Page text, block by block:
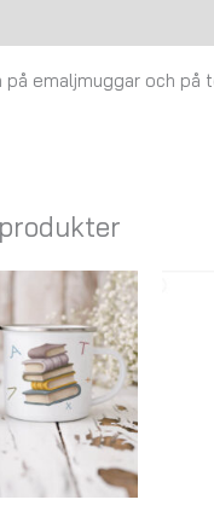
på emaljmuggar och på
Prisintervall:
147,00 kr
till
167,00 kr